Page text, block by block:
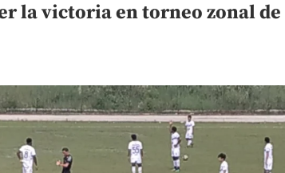
la victoria en torneo zonal de